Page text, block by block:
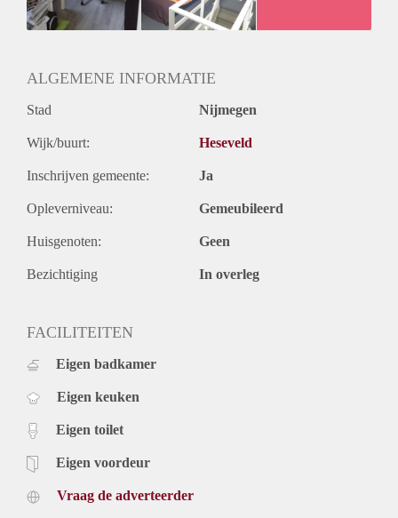
Beschikbaar per 1 Augustus 2023
ALGEMENE INFORMATIE
Stad Nijmegen
Wijk/buurt: Heseveld
Inschrijven gemeente: Ja
Opleverniveau: Gemeubileerd
Huisgenoten: Geen
Bezichtiging In overleg
FACILITEITEN
Eigen badkamer
Eigen keuken
Eigen toilet
Eigen voordeur
Vraag de adverteerder